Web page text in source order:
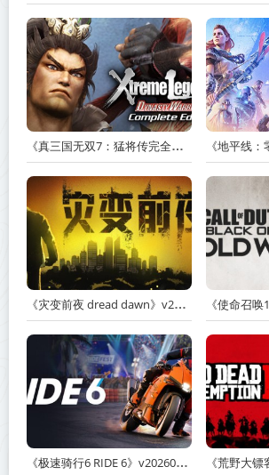
《真三国无双7：猛将传完全版 DYNASTY WARRIORS 7: Xtreme Legends Complete Edition》Build.3602035-免安装中文版【PC/手机双端】丨中文版
《灾变前夜 dread dawn》v20260530-免安装中文版丨中文版网盘下载
《极速骑行6 RIDE 6》v20260511-免安装中文版丨中文版网盘下载